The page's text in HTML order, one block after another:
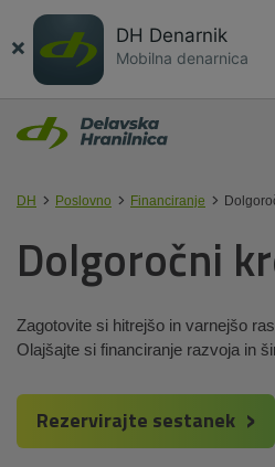
× DH Denarnik
Mobilna denarnica
DH Poslovno Financiranje
Dolgoročni
Zagotovite si hitrejšo in varnejšo
Olajšajte si financiranje razvoja in
Rezervirajte sestanek